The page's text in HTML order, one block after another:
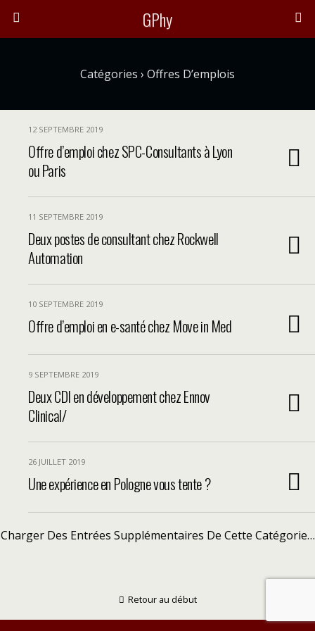
GPhy
Catégories › Offres D’emplois
12 SEPTEMBRE 2019
Offre d’emploi chez SPC-Consultants à Lyon
ou Paris
11 SEPTEMBRE 2019
Deux postes de consultant chez Rockwell
Automation
10 SEPTEMBRE 2019
Offre d’emploi en e-santé chez Move in Med
9 SEPTEMBRE 2019
Deux CDI en développement chez Ennov
Clinical/
26 JUILLET 2019
Une expérience en Pologne vous tente ?
Charger Des Entrées Supplémentaires De Cette Catégorie…
Retour au début